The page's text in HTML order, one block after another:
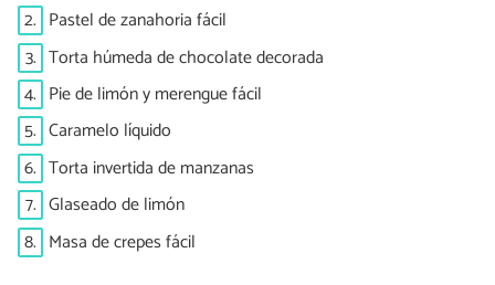
2. Pastel de zanahoria fácil
3. Torta húmeda de chocolate decorada
4. Pie de limón y merengue fácil
5. Caramelo líquido
6. Torta invertida de manzanas
7. Glaseado de limón
8. Masa de crepes fácil